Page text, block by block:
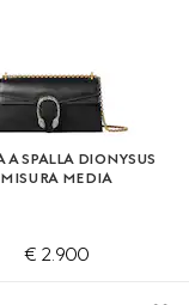
A SPALLA DIONYSUS
MISURA MEDIA
€ 2.900